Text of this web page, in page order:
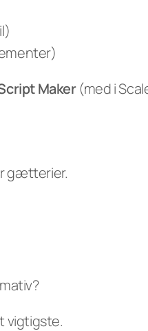
Maker (med i
gætterier.
vigtigste.